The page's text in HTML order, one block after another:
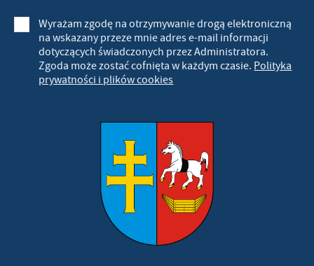
Wyrażam zgodę na otrzymywanie drogą elektroniczną
na wskazany przeze mnie adres e-mail informacji
dotyczących świadczonych przez Administratora.
Zgoda może zostać cofnięta w każdym czasie. Polityka
prywatności i plików cookies